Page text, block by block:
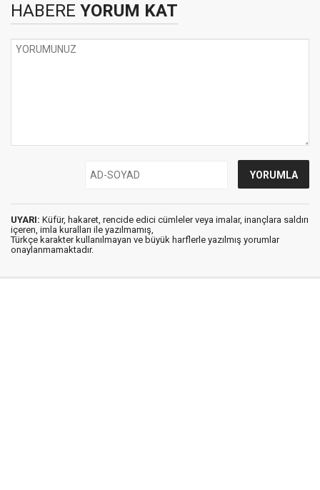
HABERE YORUM KAT
UYARI: Küfür, hakaret, rencide edici cümleler veya imalar, inançlara saldırı
içeren, imla kuralları ile yazılmamış,
Türkçe karakter kullanılmayan ve büyük harflerle yazılmış yorumlar
onaylanmamaktadır.